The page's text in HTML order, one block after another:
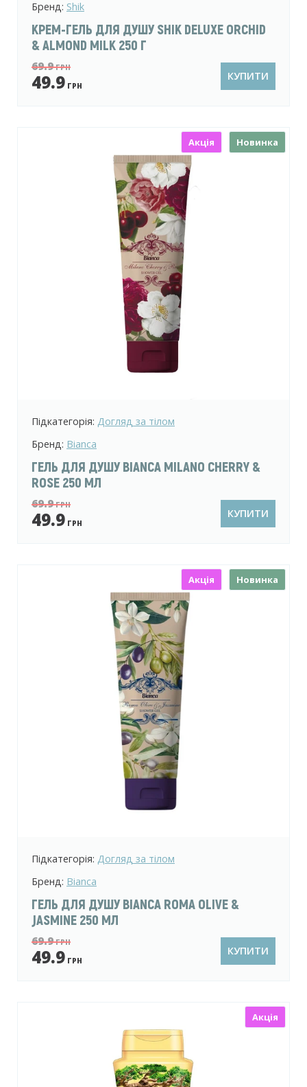
Бренд: Shik
КРЕМ-ГЕЛЬ ДЛЯ ДУШУ SHIK DELUXE ORCHID
& ALMOND MILK 250 Г
69.9ГРН
49.9 ГРН
КУПИТИ
Акція Новинка
Підкатегорія: Догляд за тілом
Бренд: Bianca
ГЕЛЬ ДЛЯ ДУШУ BIANCA MILANO CHERRY &
ROSE 250 МЛ
69.9ГРН
49.9 ГРН
КУПИТИ
Акція Новинка
Підкатегорія: Догляд за тілом
Бренд: Bianca
ГЕЛЬ ДЛЯ ДУШУ BIANCA ROMA OLIVE &
JASMINE 250 МЛ
69.9ГРН
49.9 ГРН
КУПИТИ
Акція